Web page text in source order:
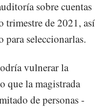
sobre cuentas
trimestre de 2021, así
para seleccionarlas.
vulnerar la
que la magistrada
de personas -